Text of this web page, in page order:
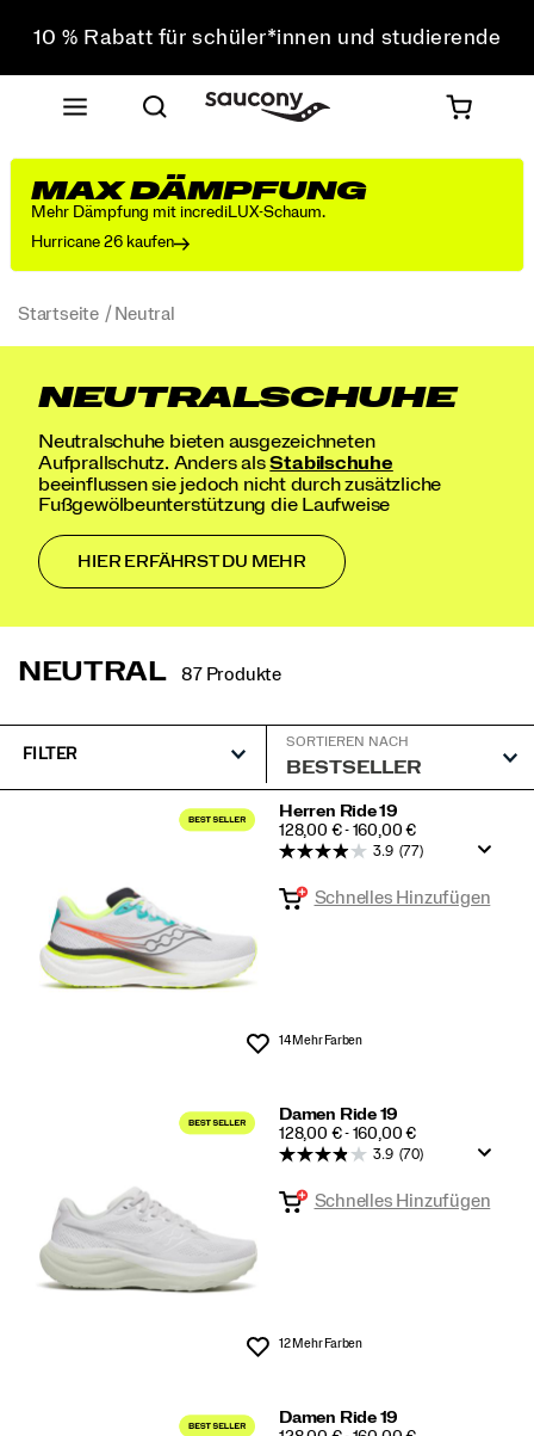
10 % Rabatt für schüler*innen und studierende
Sichere dir 10 % Rabatt auf deine erste Bestellung
Kostenloser Versand bei einem Bestellwert von über
Kostenfreie Retouren bei allen Bestellungen
10 % Rabatt für schüler*innen und studierende
MAX DÄMPFUNG
Mehr Dämpfung mit incrediLUX-Schaum.
Hurricane 26 kaufen
Startseite Neutral
NEUTRALSCHUHE
Neutralschuhe bieten ausgezeichneten
Aufprallschutz. Anders alsStabilschuhe
beeinflussen sie jedoch nicht durch zusätzliche
Fußgewölbeunterstützung die Laufweise
HIER ERFÄHRST DU MEHR
NEUTRAL 87 Produkte
FILTER
SORTIEREN NACH
Herren Ride 19
PRICE
128,00 € - 160,00 €
Wunschliste
3.9 (77)
Schnelles Hinzufügen
14 Mehr Farben
Damen Ride 19
PRICE
128,00 € - 160,00 €
Wunschliste
3.9 (70)
Schnelles Hinzufügen
12 Mehr Farben
Damen Ride 19